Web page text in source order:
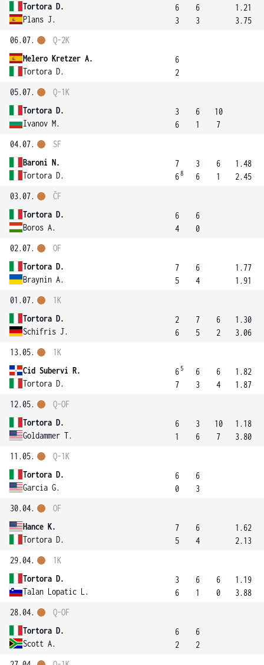
Tortora D.
Plans J.
6
3
6
3
1.21
3.75
06.07.
Melero Kretzer A.
Tortora D.
Q-2K
6
2
05.07.
Tortora D.
Ivanov M.
Q-1K
3
6
6
1
10
7
04.07.
Baroni N.
Tortora D.
SF
7
68
3
6
6
1
1.48
2.45
03.07.
Tortora D.
Boros A.
ČF
6
4
6
0
02.07.
Tortora D.
Braynin A.
OF
7
5
6
4
1.77
1.91
01.07.
Tortora D.
Schifris J.
1K
2
6
7
5
6
2
1.30
3.06
13.05.
Cid Subervi R.
Tortora D.
1K
6 5
7
6
3
6
4
1.82
1.87
12.05.
Tortora D.
Goldammer T.
Q-OF
6
1
3
6
10
7
1.18
3.80
11.05.
Tortora D.
Garcia G.
Q-1K
6
0
6
3
30.04.
Hance K.
Tortora D.
OF
7
5
6
4
1.62
2.13
29.04.
Tortora D.
Talan Lopatic L.
1K
3
6
6
1
6
0
1.19
3.88
28.04.
Tortora D.
Scott A.
Q-OF
6
2
6
2